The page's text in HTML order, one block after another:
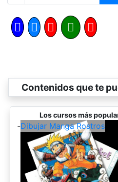
Contenidos que te
Los cursos más
-Dibujar Manga Rostros